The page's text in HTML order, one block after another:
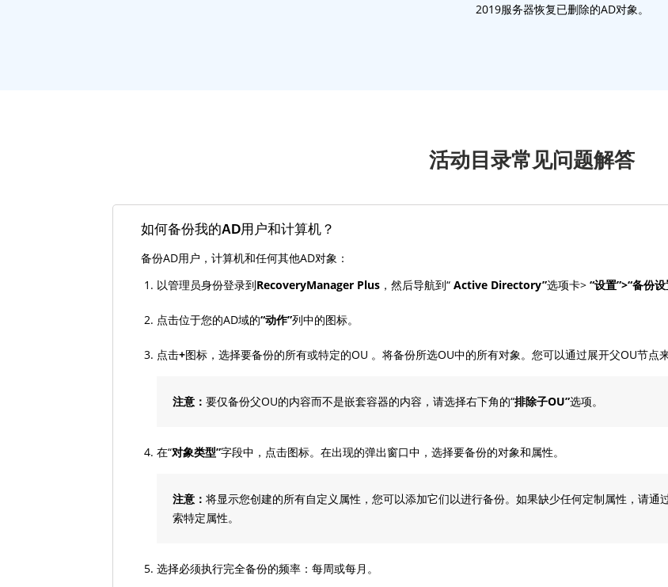
2019服务器恢复已删除的AD对象。
活动目录常见问题解答
如何备份我的AD用户和计算机？
备份AD用户，计算机和任何其他AD对象：
以管理员身份登录到RecoveryManager Plus ，然后导航到“ Active Directory”选项卡> “设置”>“备份设
点击位于您的AD域的“动作”列中的图标。
点击+图标，选择要备份的所有或特定的OU 。将备份所选OU中的所有对象。您可以通过展开父OU节点来
注意： 要仅备份父OU的内容而不是嵌套容器的内容，请选择右下角的“排除子OU”选项。
在“对象类型”字段中，点击图标。在出现的弹出窗口中，选择要备份的对象和属性。
注意： 将显示您创建的所有自定义属性，您可以添加它们以进行备份。如果缺少任何定制属性，请通
索特定属性。
选择必须执行完全备份的频率：每周或每月。